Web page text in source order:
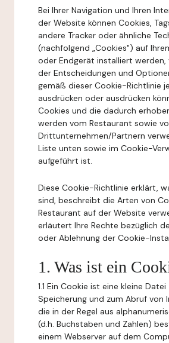
Bei Ihrer Navigation und Ihren
der Website können Cookies,
andere Tracker oder ähnliche
(nachfolgend „Cookies") auf
oder Endgerät installiert werden,
der Entscheidungen und
gemäß dieser Cookie-Richtlinie
ausdrücken oder ausdrücken
Cookies und die dadurch
werden vom Restaurant sowie
Drittunternehmen/Partnern
Liste unten sowie im Cookie-
aufgeführt ist.
Diese Cookie-Richtlinie erklärt,
sind, beschreibt die Arten von
Restaurant auf der Website
erläutert Ihre Rechte bezüglich
oder Ablehnung der Cookie-
1. Was ist ein
1.1 Ein Cookie ist eine kleine Datei
Speicherung und zum Abruf von
die in der Regel aus
(d.h. Buchstaben und Zahlen)
einem Webserver auf dem